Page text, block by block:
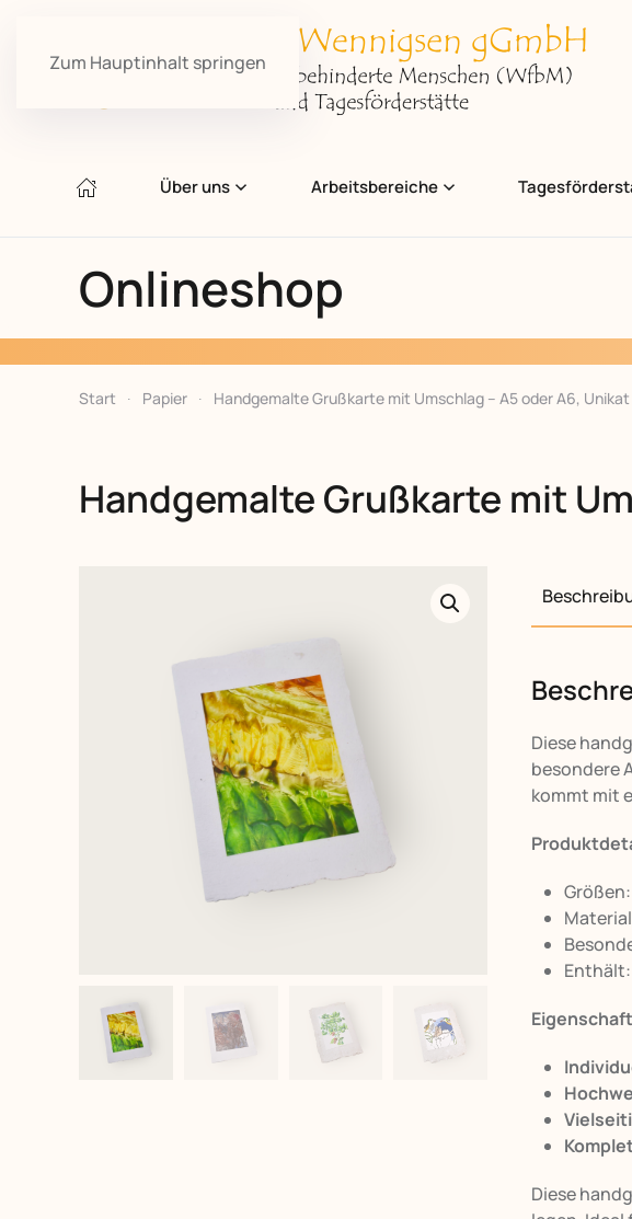
Zum Hauptinhalt springen
Über uns Arbeitsbereiche
Onlineshop
Start Papier Handgemalte Grußkarte mit Umschlag – A5 oder A6, Unikat
Handgemalte Grußkarte mit
Diese
besondere
kommt mit
Diese